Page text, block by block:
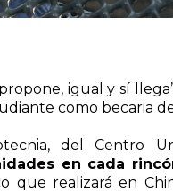
igual y sí
como becaria
del Centro
en cada
que realizará en